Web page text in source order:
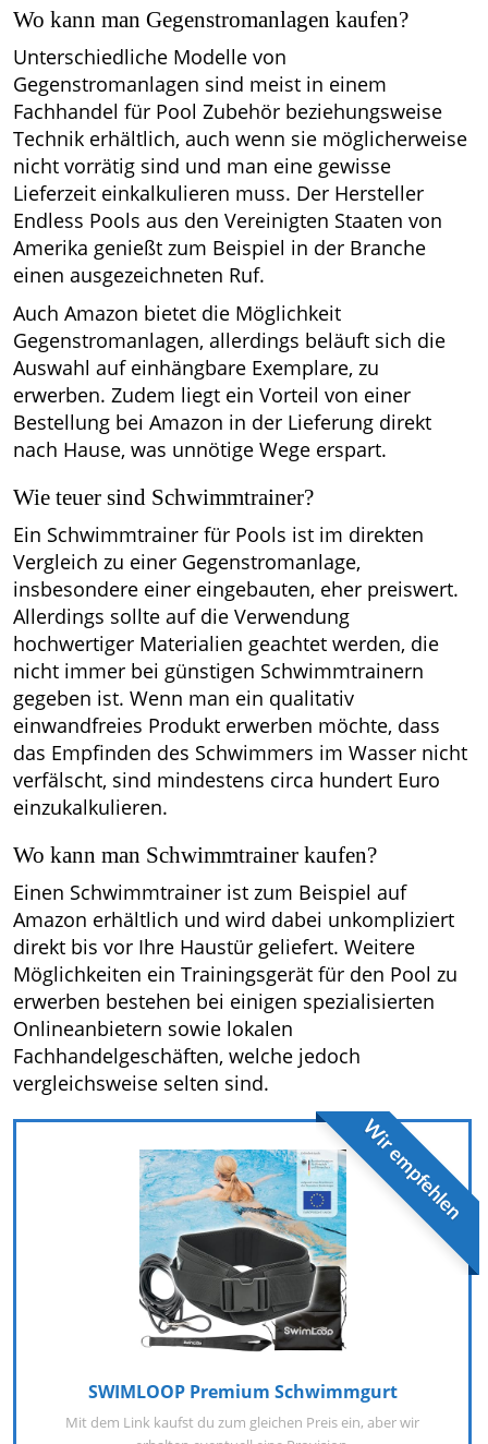
Wo kann man Gegenstromanlagen kaufen?
Unterschiedliche Modelle von
Gegenstromanlagen sind meist in einem
Fachhandel für Pool Zubehör beziehungsweise
Technik erhältlich, auch wenn sie möglicherweise
nicht vorrätig sind und man eine gewisse
Lieferzeit einkalkulieren muss. Der Hersteller
Endless Pools aus den Vereinigten Staaten von
Amerika genießt zum Beispiel in der Branche
einen ausgezeichneten Ruf.
Auch Amazon bietet die Möglichkeit
Gegenstromanlagen, allerdings beläuft sich die
Auswahl auf einhängbare Exemplare, zu
erwerben. Zudem liegt ein Vorteil von einer
Bestellung bei Amazon in der Lieferung direkt
nach Hause, was unnötige Wege erspart.
Wie teuer sind Schwimmtrainer?
Ein Schwimmtrainer für Pools ist im direkten
Vergleich zu einer Gegenstromanlage,
insbesondere einer eingebauten, eher preiswert.
Allerdings sollte auf die Verwendung
hochwertiger Materialien geachtet werden, die
nicht immer bei günstigen Schwimmtrainern
gegeben ist. Wenn man ein qualitativ
einwandfreies Produkt erwerben möchte, dass
das Empfinden des Schwimmers im Wasser nicht
verfälscht, sind mindestens circa hundert Euro
einzukalkulieren.
Wo kann man Schwimmtrainer kaufen?
Einen Schwimmtrainer ist zum Beispiel auf
Amazon erhältlich und wird dabei unkompliziert
direkt bis vor Ihre Haustür geliefert. Weitere
Möglichkeiten ein Trainingsgerät für den Pool zu
erwerben bestehen bei einigen spezialisierten
Onlineanbietern sowie lokalen
Fachhandelgeschäften, welche jedoch
vergleichsweise selten sind.
Wir empfehlen
SWIMLOOP Premium Schwimmgurt
Mit dem Link kaufst du zum gleichen Preis ein, aber wir